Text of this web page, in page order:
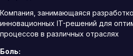
Компания, занимающаяся
инновационных IT-решений для
процессов в различных отраслях
Боль: